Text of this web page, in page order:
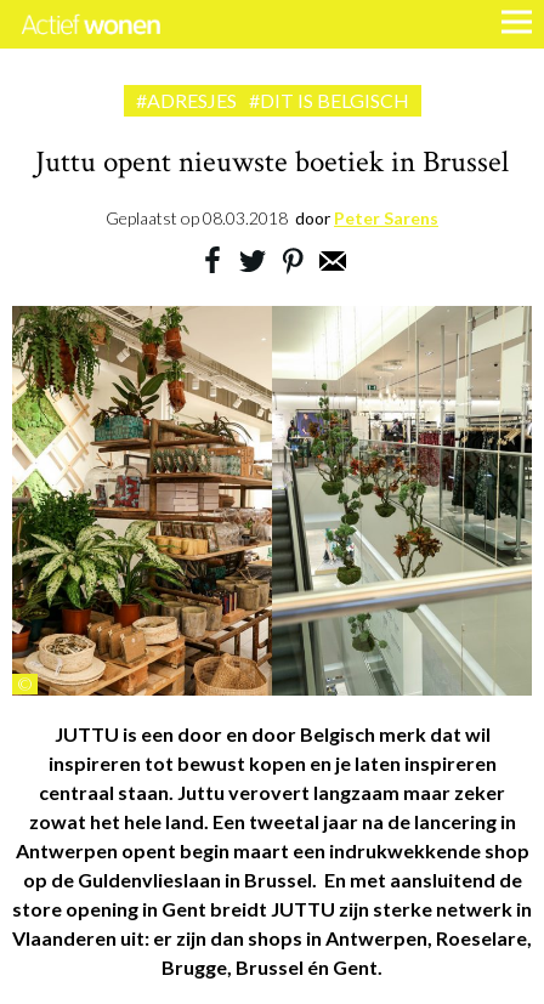
#ADRESJES #DIT IS BELGISCH
Juttu opent nieuwste boetiek in Brussel
Geplaatst op08.03.2018 door Peter Sarens
©
JUTTU is een door en door Belgisch merk dat wil
inspireren tot bewust kopen en je laten inspireren
centraal staan. Juttu verovert langzaam maar zeker
zowat het hele land. Een tweetal jaar na de lancering in
Antwerpen opent begin maart een indrukwekkende shop
op de Guldenvlieslaan in Brussel. En met aansluitend de
store opening in Gent breidt JUTTU zijn sterke netwerk in
Vlaanderen uit: er zijn dan shops in Antwerpen, Roeselare,
Brugge, Brussel én Gent.